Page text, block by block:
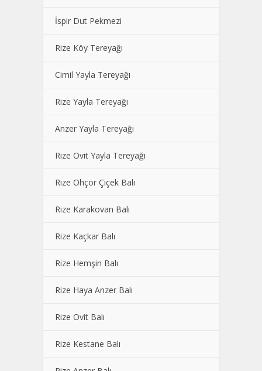
İspir Dut Pekmezi
Rize Köy Tereyağı
Cimil Yayla Tereyağı
Rize Yayla Tereyağı
Anzer Yayla Tereyağı
Rize Ovit Yayla Tereyağı
Rize Ohçor Çiçek Balı
Rize Karakovan Balı
Rize Kaçkar Balı
Rize Hemşin Balı
Rize Haya Anzer Balı
Rize Ovit Balı
Rize Kestane Balı